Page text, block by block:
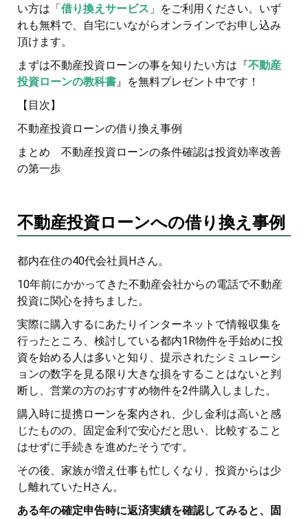
い方は「借り換えサービス 」をご利用ください。いず
れも無料で、自宅にいながらオンラインでお申し込み
頂けます。
まずは不動産投資ローンの事を知りたい方は『不動産
投資ローンの教科書 』を無料プレゼント中です！
【目次】
不動産投資ローンの借り換え事例
まとめ 不動産投資ローンの条件確認は投資効率改善
の第一歩
不動産投資ローンへの借り換え事例
都内在住の40代会社員Hさん。
10年前にかかってきた不動産会社からの電話で不動産
投資に関心を持ちました。
実際に購入するにあたりインターネットで情報収集を
行ったところ、検討している都内1R物件を手始めに投
資を始める人は多いと知り、提示されたシミュレーシ
ョンの数字を見る限り大きな損をすることはないと判
断し、営業の方のおすすめ物件を2件購入しました。
購入時に提携ローンを案内され、少し金利は高いと感
じたものの、固定金利で安心だと思い、比較すること
はせずに手続きを進めたそうです。
その後、家族が増え仕事も忙しくなり、投資からは少
し離れていたHさん。
ある年の確定申告時に返済実績を確認してみると、固